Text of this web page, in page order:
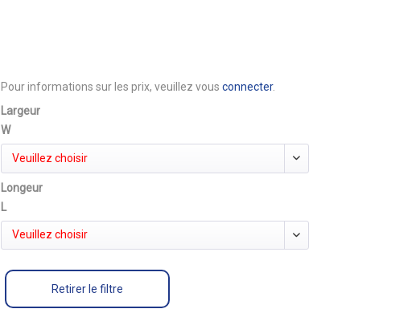
Pour informations sur les prix, veuillez vousconnecter.
Largeur
W
Veuillez choisir
Longeur
L
Veuillez choisir
Retirer le filtre